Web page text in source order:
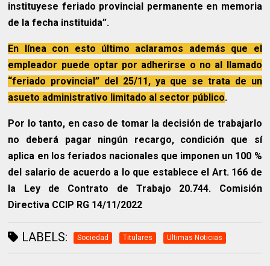
instituyese feriado provincial permanente en memoria
de la fecha instituida”.
En línea con esto último aclaramos además que el
empleador puede optar por adherirse o no al llamado
“feriado provincial” del 25/11, ya que se trata de un
asueto administrativo limitado al sector público.
Por lo tanto, en caso de tomar la decisión de trabajarlo
no deberá pagar ningún recargo, condición que sí
aplica en los feriados nacionales que imponen un 100 %
del salario de acuerdo a lo que establece el Art. 166 de
la Ley de Contrato de Trabajo 20.744. Comisión
Directiva CCIP RG 14/11/2022
LABELS: Sociedad Titulares Ultimas Noticias